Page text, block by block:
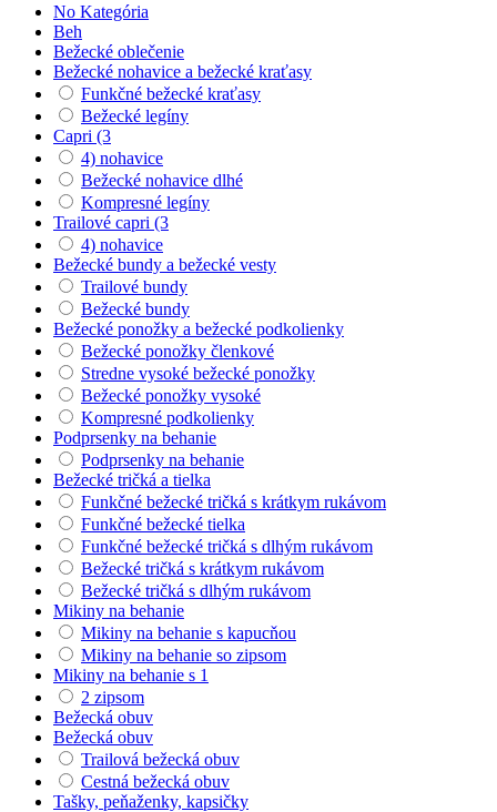
No Kategória
Beh
Bežecké oblečenie
Bežecké nohavice a bežecké kraťasy
Funkčné bežecké kraťasy
Bežecké legíny
Capri (3
4) nohavice
Bežecké nohavice dlhé
Kompresné legíny
Trailové capri (3
4) nohavice
Bežecké bundy a bežecké vesty
Trailové bundy
Bežecké bundy
Bežecké ponožky a bežecké podkolienky
Bežecké ponožky členkové
Stredne vysoké bežecké ponožky
Bežecké ponožky vysoké
Kompresné podkolienky
Podprsenky na behanie
Podprsenky na behanie
Bežecké tričká a tielka
Funkčné bežecké tričká s krátkym rukávom
Funkčné bežecké tielka
Funkčné bežecké tričká s dlhým rukávom
Bežecké tričká s krátkym rukávom
Bežecké tričká s dlhým rukávom
Mikiny na behanie
Mikiny na behanie s kapucňou
Mikiny na behanie so zipsom
Mikiny na behanie s 1
2 zipsom
Bežecká obuv
Bežecká obuv
Trailová bežecká obuv
Cestná bežecká obuv
Tašky, peňaženky, kapsičky